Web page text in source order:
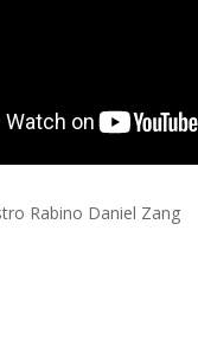
Rabino Daniel Zang